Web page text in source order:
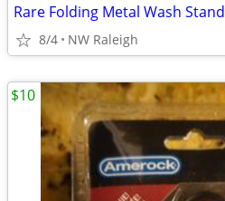
Rare Folding Metal Wash Stand
8/4 NW Raleigh
$10